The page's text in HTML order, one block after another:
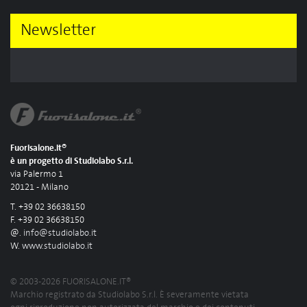
Newsletter
Fuorisalone.it®
è un progetto di Studiolabo S.r.l.
via Palermo 1
20121 - Milano
T. +39 02 36638150
F. +39 02 36638150
@. info@studiolabo.it
W. www.studiolabo.it
© 2003-2026 FUORISALONE.IT®
Marchio registrato da Studiolabo S.r.l. È severamente vietata